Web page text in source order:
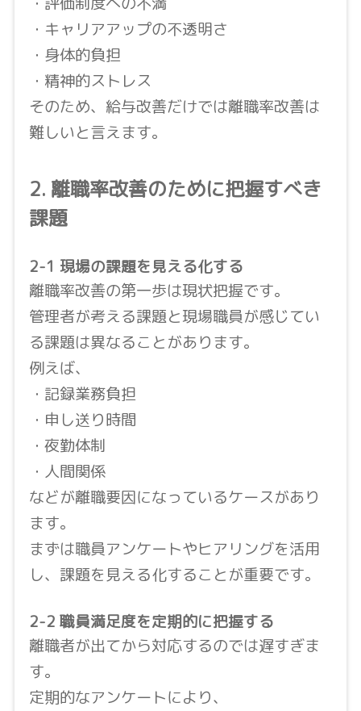
・キャリアアップの不透明さ
・身体的負担
・精神的ストレス
そのため、給与改善だけでは離職率改善は
難しいと言えます。
2. 離職率改善のために把握すべき
課題
2-1 現場の課題を見える化する
離職率改善の第一歩は現状把握です。
管理者が考える課題と現場職員が感じてい
る課題は異なることがあります。
例えば、
・記録業務負担
・申し送り時間
・夜勤体制
・人間関係
などが離職要因になっているケースがあり
ます。
まずは職員アンケートやヒアリングを活用
し、課題を見える化することが重要です。
2-2 職員満足度を定期的に把握する
離職者が出てから対応するのでは遅すぎま
す。
定期的なアンケートにより、